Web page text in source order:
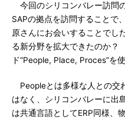
今回のシリコンバレー訪問
SAPの拠点を訪問することで
原さんにお会いすることでし
る新分野を拡大できたのか
ド“People, Place, Proces”を
Peopleとは多様な人との交
はなく、シリコンバレーに出
は共通言語としてERP同様、